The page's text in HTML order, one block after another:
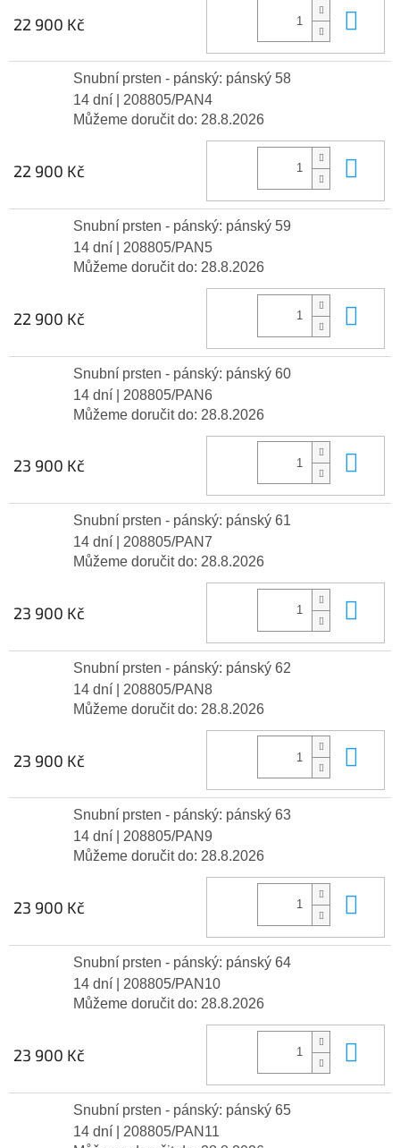
22 900 Kč
Snubní prsten - pánský: pánský 58
14 dní
| 208805/PAN4
Můžeme doručit do: 28.8.2026
22 900 Kč
Snubní prsten - pánský: pánský 59
14 dní
| 208805/PAN5
Můžeme doručit do: 28.8.2026
22 900 Kč
Snubní prsten - pánský: pánský 60
14 dní
| 208805/PAN6
Můžeme doručit do: 28.8.2026
23 900 Kč
Snubní prsten - pánský: pánský 61
14 dní
| 208805/PAN7
Můžeme doručit do: 28.8.2026
23 900 Kč
Snubní prsten - pánský: pánský 62
14 dní
| 208805/PAN8
Můžeme doručit do: 28.8.2026
23 900 Kč
Snubní prsten - pánský: pánský 63
14 dní
| 208805/PAN9
Můžeme doručit do: 28.8.2026
23 900 Kč
Snubní prsten - pánský: pánský 64
14 dní
| 208805/PAN10
Můžeme doručit do: 28.8.2026
23 900 Kč
Snubní prsten - pánský: pánský 65
14 dní
| 208805/PAN11